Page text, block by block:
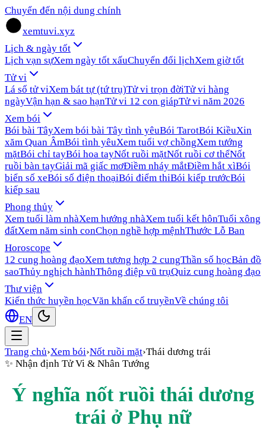
Chuyển đến nội dung chính
xemtuvi.xyz
Lịch & ngày tốt
Lịch vạn sựXem ngày tốt xấuChuyển đổi lịchXem giờ tốt
Tử vi
Lá số tử viXem bát tự (tứ trụ)Tử vi trọn đờiTử vi hàng
ngàyVận hạn & sao hạnTử vi 12 con giápTử vi năm 2026
Xem bói
Bói bài TâyXem bói bài Tây tình yêuBói TarotBói KiềuXin
xăm Quan ÂmBói tình yêuXem tuổi vợ chồngXem tướng
mặtBói chỉ tayBói hoa tayNốt ruồi mặtNốt ruồi cơ thểNốt
ruồi bàn tayGiải mã giấc mơĐiềm nháy mắtĐiềm hắt xìBói
biển số xeBói số điện thoạiBói điểm thiBói kiếp trướcBói
kiếp sau
Phong thủy
Xem tuổi làm nhàXem hướng nhàXem tuổi kết hônTuổi xông
đấtXem năm sinh conChọn nghề hợp mệnhThước Lỗ Ban
Horoscope
12 cung hoàng đạoXem tương hợp 2 cungThần số họcBản đồ
saoThủy nghịch hànhThông điệp vũ trụQuiz cung hoàng đạo
Thư viện
Kiến thức huyền họcVăn khấn cổ truyềnVề chúng tôi
EN
Trang chủ›Xem bói›Nốt ruồi mặt›Thái dương trái
✨ Nhận định Tử Vi & Nhân Tướng
Ý nghĩa nốt ruồi thái dương
trái ở Phụ nữ